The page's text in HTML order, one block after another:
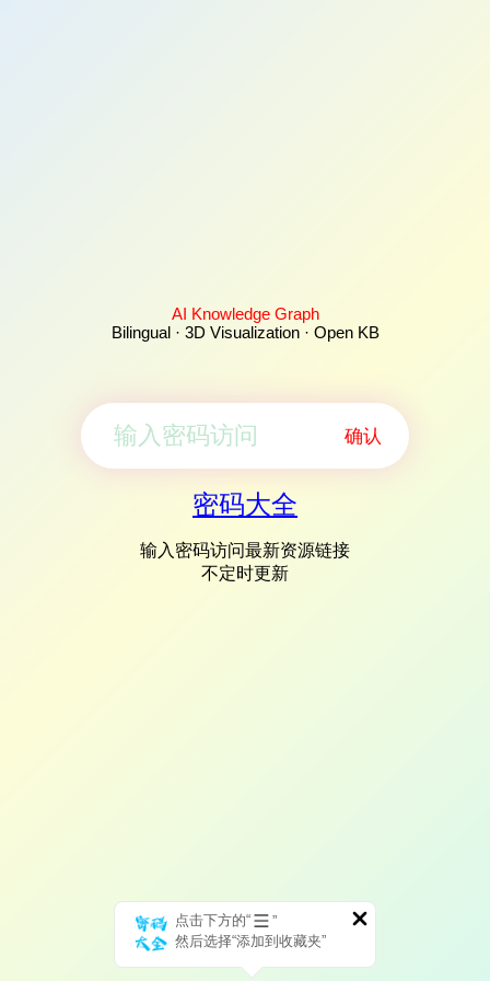
AI Knowledge Graph
Bilingual · 3D Visualization · Open KB
确认
密码大全
输入密码访问最新资源链接
不定时更新
点击下方的“
”
然后选择“添加到收藏夹”